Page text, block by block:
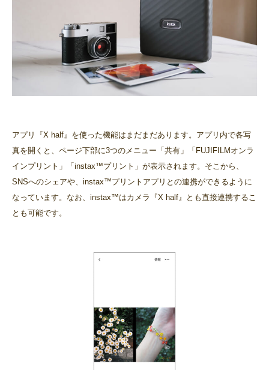
アプリ『X half』を使った機能はまだまだあります。アプリ内で各写
真を開くと、ページ下部に3つのメニュー「共有」「FUJIFILMオンラ
インプリント」「instax™プリント」が表示されます。そこから、
SNSへのシェアや、instax™プリントアプリとの連携ができるように
なっています。なお、instax™はカメラ『X half』とも直接連携するこ
とも可能です。